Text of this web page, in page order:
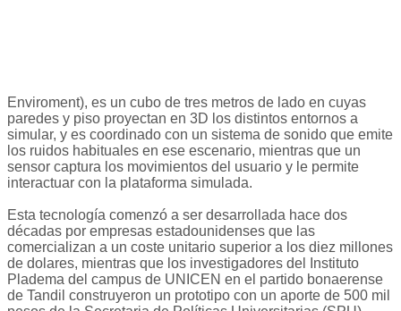
Enviroment), es un cubo de tres metros de lado en cuyas
paredes y piso proyectan en 3D los distintos entornos a
simular, y es coordinado con un sistema de sonido que emite
los ruidos habituales en ese escenario, mientras que un
sensor captura los movimientos del usuario y le permite
interactuar con la plataforma simulada.
Esta tecnología comenzó a ser desarrollada hace dos
décadas por empresas estadounidenses que las
comercializan a un coste unitario superior a los diez millones
de dolares, mientras que los investigadores del Instituto
Pladema del campus de UNICEN en el partido bonaerense
de Tandil construyeron un prototipo con un aporte de 500 mil